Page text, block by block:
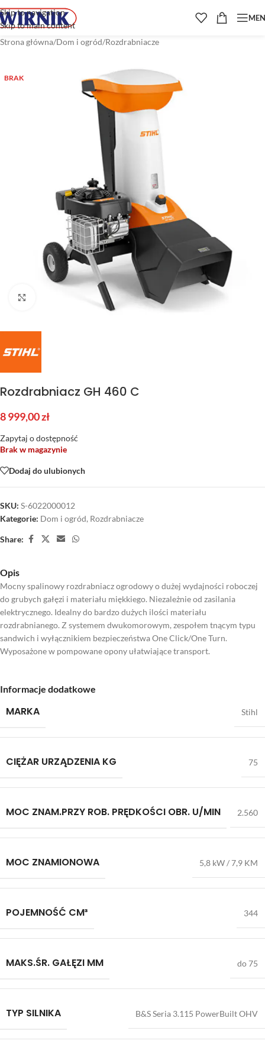
Skip to navigation
Skip to main content
Strona główna/Dom i ogród/Rozdrabniacze
BRAK
Kliknij aby powiększyć
Rozdrabniacz GH 460 C
8 999,00zł
Zapytaj o dostępność
Brak w magazynie
Dodaj do ulubionych
SKU: S-6022000012
Kategorie: Dom i ogród, Rozdrabniacze
Share:
Opis
Mocny spalinowy rozdrabniacz ogrodowy o dużej wydajności roboczej
do grubych gałęzi i materiału miękkiego. Niezależnie od zasilania
elektrycznego. Idealny do bardzo dużych ilości materiału
rozdrabnianego. Z systemem dwukomorowym, zespołem tnącym typu
sandwich i wyłącznikiem bezpieczeństwa One Click/One Turn.
Wyposażone w pompowane opony ułatwiające transport.
Informacje dodatkowe
MARKA Stihl
CIĘŻAR URZĄDZENIA KG 75
MOC ZNAM.PRZY ROB. PRĘDKOŚCI OBR. U/MIN 2.560
MOC ZNAMIONOWA 5,8 kW / 7,9 KM
POJEMNOŚĆ CM³ 344
MAKS.ŚR. GAŁĘZI MM do 75
TYP SILNIKA B&S Seria 3.115 PowerBuilt OHV